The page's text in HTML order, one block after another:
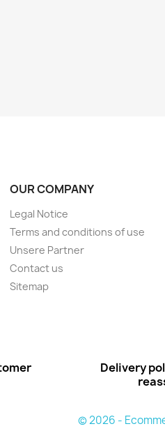
OUR COMPANY
Legal Notice
Terms and conditions of use
Unsere Partner
Contact us
Sitemap
Delivery
© 2026 -